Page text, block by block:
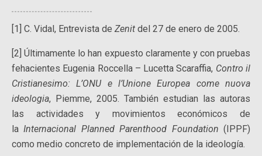
[1] C. Vidal, Entrevista de Zenit del 27 de enero de 2005.
[2] Últimamente lo han expuesto claramente y con pruebas
fehacientes Eugenia Roccella – Lucetta Scaraffia, Contro il
Cristianesimo: L’ONU e l’Unione Europea come nuova
ideologia, Piemme, 2005. También estudian las autoras
las actividades y movimientos económicos de
laInternacional Planned Parenthood Foundation (IPPF)
como medio concreto de implementación de la ideología.